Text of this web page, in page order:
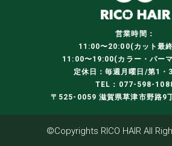
営業時間：
11:00〜20:00(カット最
11:00〜19:00(カラー・パー
定休日：毎週月曜日/第1・
TEL：077-598-
〒525-0059 滋賀県草津市野路9
©Copyrights RICO HAIR All